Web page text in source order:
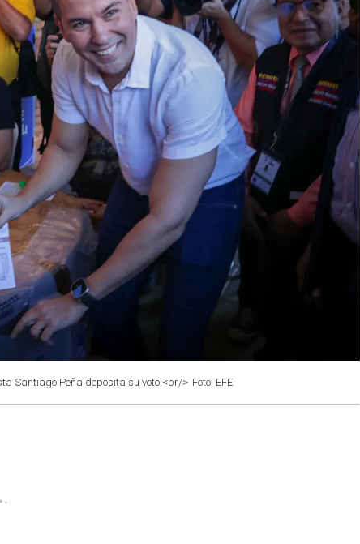
Santiago Peña deposita su voto.<br/> Foto: EFE